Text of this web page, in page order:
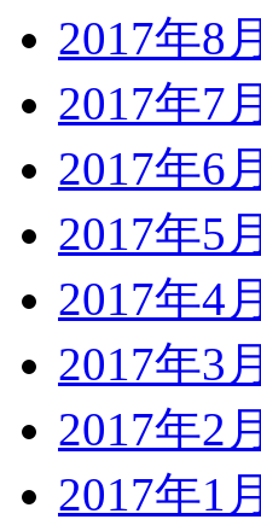
2017年8月
2017年7月
2017年6月
2017年5月
2017年4月
2017年3月
2017年2月
2017年1月